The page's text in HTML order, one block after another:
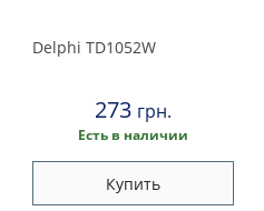
Delphi TD1052W
273 грн.
Есть в наличии
Купить